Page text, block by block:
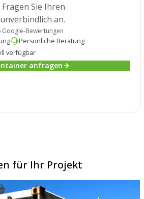
Sie Ihren
an.
Google-Bewertungen
Persönliche Beratung
verfügbar
anfragen
für Ihr Projekt